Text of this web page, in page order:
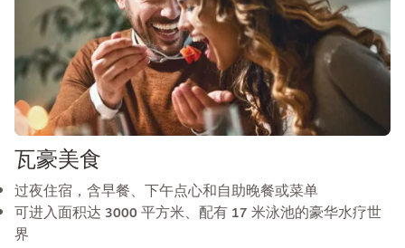
瓦豪美食
过夜住宿，含早餐、下午点心和自助晚餐或菜单
可进入面积达 3000 平方米、配有 17 米泳池的豪华水疗世
界